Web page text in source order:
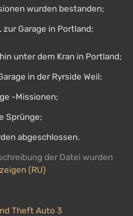
wurden bestanden;
Garage in Portland;
unter dem Kran in Portland;
in der Ryrside Weil;
-Missionen;
Sprünge;
abgeschlossen.
der Datei wurden
(RU)
Theft Auto 3